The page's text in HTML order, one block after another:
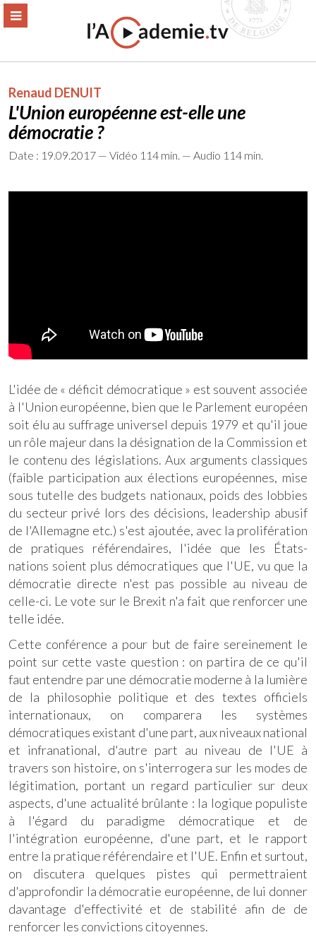
Aller
MENU
Renaud DENUIT
L'Union européenne est-elle une
démocratie ?
Date : 19.09.2017 — Vidéo 114 min. — Audio 114 min.
L'idée de « déficit démocratique » est souvent associée
à l'Union européenne, bien que le Parlement européen
soit élu au suffrage universel depuis 1979 et qu'il joue
un rôle majeur dans la désignation de la Commission et
le contenu des législations. Aux arguments classiques
(faible participation aux élections européennes, mise
sous tutelle des budgets nationaux, poids des lobbies
du secteur privé lors des décisions, leadership abusif
de l'Allemagne etc.) s'est ajoutée, avec la prolifération
de pratiques référendaires, l'idée que les États-
nations soient plus démocratiques que l'UE, vu que la
démocratie directe n'est pas possible au niveau de
celle-ci. Le vote sur le Brexit n'a fait que renforcer une
telle idée.
Cette conférence a pour but de faire sereinement le
point sur cette vaste question : on partira de ce qu'il
faut entendre par une démocratie moderne à la lumière
de la philosophie politique et des textes officiels
internationaux, on comparera les systèmes
démocratiques existant d'une part, aux niveaux national
et infranational, d'autre part au niveau de l'UE à
travers son histoire, on s'interrogera sur les modes de
légitimation, portant un regard particulier sur deux
aspects, d'une actualité brûlante : la logique populiste
à l'égard du paradigme démocratique et de
l'intégration européenne, d'une part, et le rapport
entre la pratique référendaire et l'UE. Enfin et surtout,
on discutera quelques pistes qui permettraient
d'approfondir la démocratie européenne, de lui donner
davantage d'effectivité et de stabilité afin de de
renforcer les convictions citoyennes.